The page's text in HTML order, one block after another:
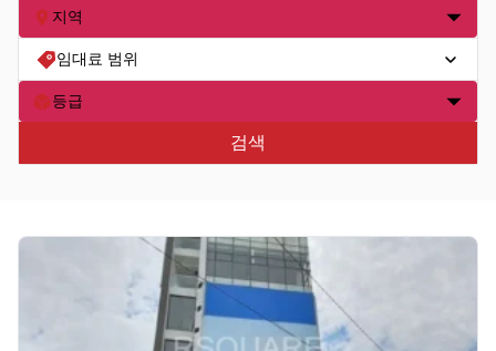
지역
임대료 범위
등급
검색